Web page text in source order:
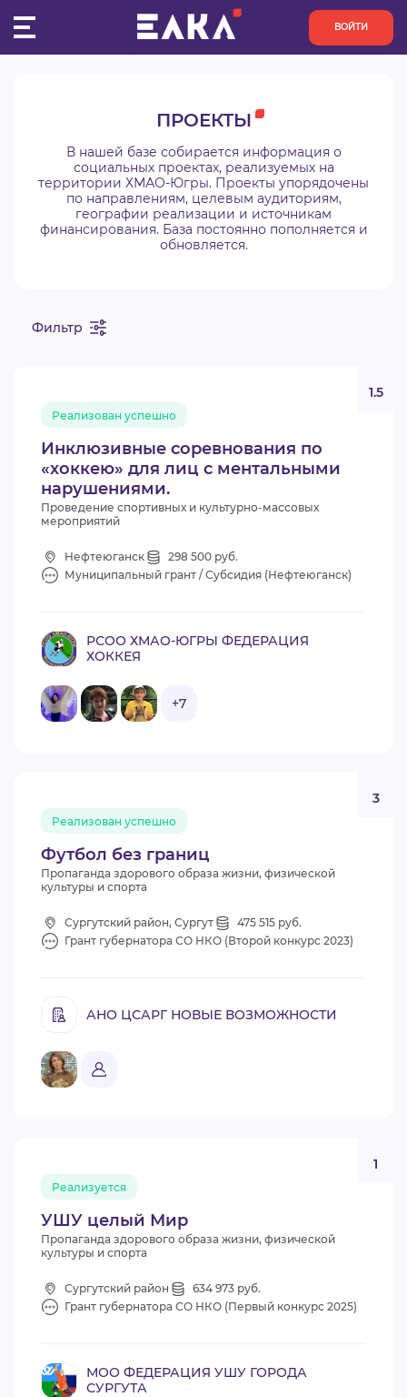
ВОЙТИ
КОНКУРСЫ
ОРГАНИЗАЦИИ
АКТИВИСТЫ
АНАЛИТИКА
ВИДЕОКУРСЫ
ПРОЕКТЫ
В нашей базе собирается информация о
социальных проектах, реализуемых на
территории ХМАО-Югры. Проекты упорядочены
по направлениям, целевым аудиториям,
географии реализации и источникам
финансирования. База постоянно пополняется и
обновляется.
Фильтр
Инклюзивные соревнования по
«хоккею» для лиц с ментальными
нарушениями.
Реализован успешно
1.5
Проведение спортивных и культурно-массовых
мероприятий
Нефтеюганск
298 500 руб.
Муниципальный грант / Субсидия (Нефтеюганск)
РСОО ХМАО-ЮГРЫ ФЕДЕРАЦИЯ
ХОККЕЯ
+7
Футбол без границ
Реализован успешно
3
Пропаганда здорового образа жизни, физической
культуры и спорта
Сургутский район, Сургут
475 515 руб.
Грант губернатора СО НКО (Второй конкурс 2023)
АНО ЦСАРГ НОВЫЕ ВОЗМОЖНОСТИ
УШУ целый Мир
Реализуется
1
Пропаганда здорового образа жизни, физической
культуры и спорта
Сургутский район
634 973 руб.
Грант губернатора СО НКО (Первый конкурс 2025)
МОО ФЕДЕРАЦИЯ УШУ ГОРОДА
СУРГУТА